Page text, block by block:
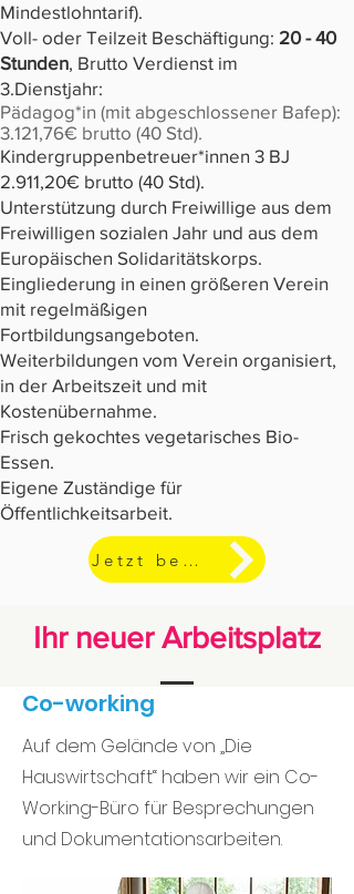
Mindestlohntarif).
Voll- oder Teilzeit Beschäftigung: 20 - 40
Stunden, Brutto Verdienst im
3.Dienstjahr:
Pädagog*in (mit abgeschlossener Bafep):
3.121,76€ brutto (40 Std).​
Kindergruppenbetreuer*innen 3 BJ
2.911,20€ brutto (40 Std).
Unterstützung durch Freiwillige aus dem
Freiwilligen sozialen Jahr und aus dem
Europäischen Solidaritätskorps.
Eingliederung in einen größeren Verein
mit regelmäßigen
Fortbildungsangeboten.
Weiterbildungen vom Verein organisiert,
in der Arbeitszeit und mit
Kostenübernahme.
Frisch gekochtes vegetarisches Bio-
Essen.
Eigene Zuständige für
Öffentlichkeitsarbeit.
Jetzt bewerben
Ihr neuer Arbeitsplatz
Co-working
Auf dem Gelände von „Die
Hauswirtschaft“ haben wir ein Co-
Working-Büro für Besprechungen
und Dokumentationsarbeiten.